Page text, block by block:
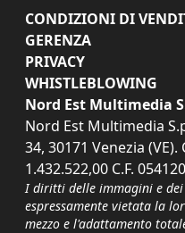
CONDIZIONI DI
GERENZA
PRIVACY
WHISTLEBLOWING
Nord Est Multimedia
Nord Est Multimedia
34, 30171 Venezia (VE).
1.432.522,00 C.F.
I diritti delle immagini e
espressamente vietata la
mezzo e l'adattamento